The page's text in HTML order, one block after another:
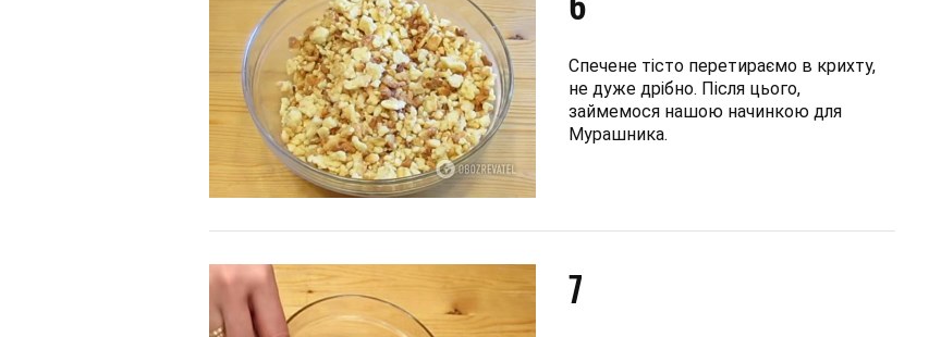
Спечене тісто перетираємо в крихту,
не дуже дрібно. Після цього,
займемося нашою начинкою для
Мурашника.
7